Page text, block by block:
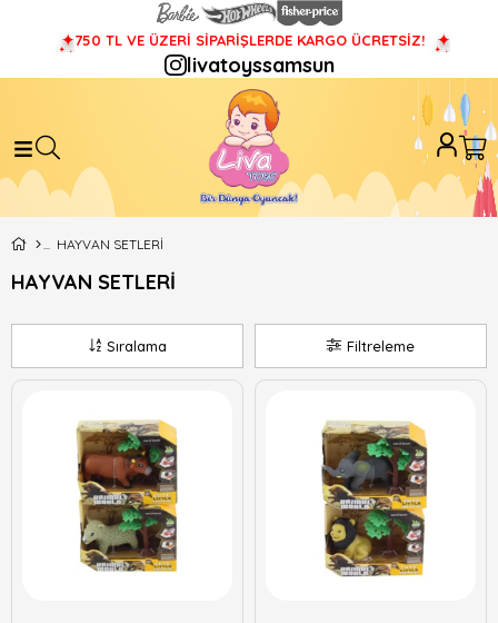
750 TL VE ÜZERİ SİPARİŞLERDE KARGO ÜCRETSİZ!
livatoyssamsun
HAYVAN SETLERİ
HAYVAN SETLERİ
Filtreleme
Sıralama